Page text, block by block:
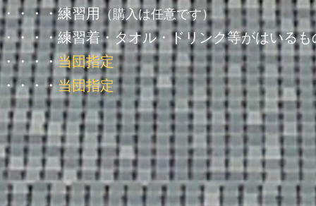
・・・練習用（購入は任意です）
・・・練習着・タオル・ドリンク等がはいるも
・・・当団指定
・・・当団指定